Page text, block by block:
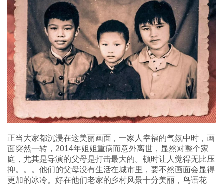
正当大家都沉浸在这美丽画面，一家人幸福的气氛中时，画
面突然一转，2014年姐姐重病而意外离世，显然对整个家
庭，尤其是导演的父母是打击最大的。顿时让人觉得无比压
抑。。。他们的父母没有生活在城市里，要不然画面会显得
更加的冰冷。好在他们老家的乡村风景十分美丽，鸟语花